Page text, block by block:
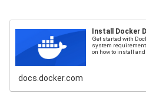
Install Docker
Get started with
system
on how to install and
docs.docker.com